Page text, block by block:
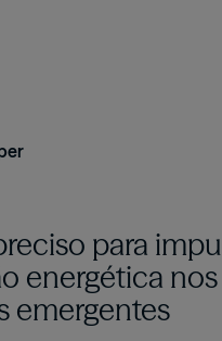
para
energética nos
emergentes